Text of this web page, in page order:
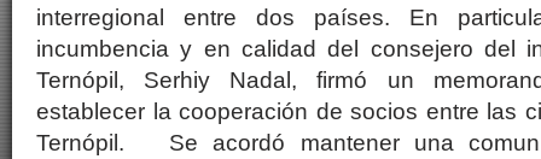
interregional entre dos países. En
incumbencia y en calidad del consejero del
Ternópil, Serhiy Nadal, firmó un
establecer la cooperación de socios entre las
Ternópil. Se acordó mantener una